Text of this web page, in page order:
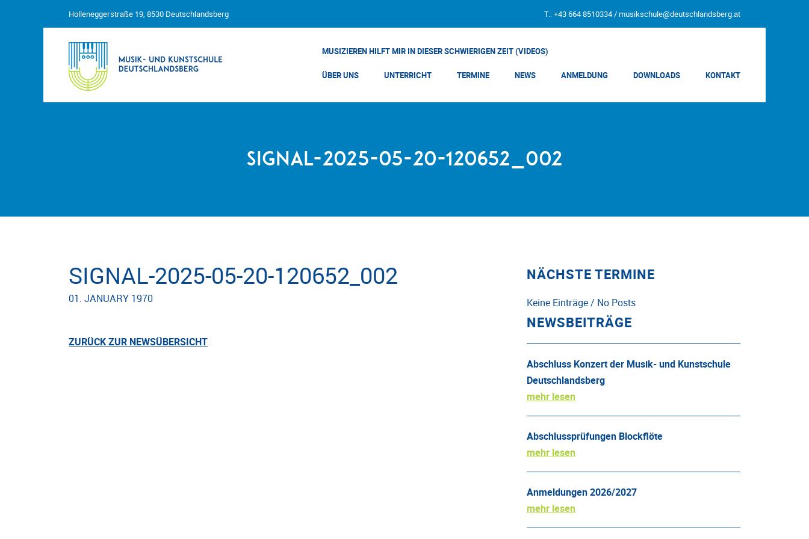
Holleneggerstraße 19, 8530 Deutschlandsberg T.: +43 664 8510334 / musikschule@deutschlandsberg.at
MUSIZIEREN HILFT MIR IN DIESER SCHWIERIGEN ZEIT (VIDEOS)
ÜBER UNS UNTERRICHT TERMINE NEWS ANMELDUNG DOWNLOADS KONTAKT
signal-2025-05-20-120652_002
SIGNAL-2025-05-20-120652_002
01. JANUARY 1970
ZURÜCK ZUR NEWSÜBERSICHT
NÄCHSTE TERMINE
Keine Einträge / No Posts
NEWSBEITRÄGE
Abschluss Konzert der Musik- und Kunstschule
Deutschlandsberg
mehr lesen
Abschlussprüfungen Blockflöte
mehr lesen
Anmeldungen 2026/2027
mehr lesen